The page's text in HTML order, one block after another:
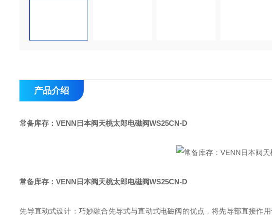
产品介绍
常备库存：VENN日本阀天桃太郎电磁阀WS25CN-D
常备库存：VENN日本阀天桃太郎电磁阀WS25CN-D
先导直动式设计：巧妙融合先导式与直动式电磁阀的优点，将先导部直接作